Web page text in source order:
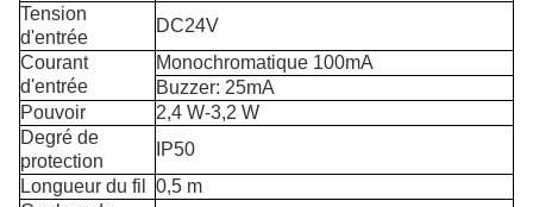
Tension
d'entrée
DC24V
Courant
d'entrée
Monochromatique 100mA
Buzzer: 25mA
Pouvoir
2,4 W-3,2 W
Degré de
protection
IP50
Longueur du fil
0,5 m